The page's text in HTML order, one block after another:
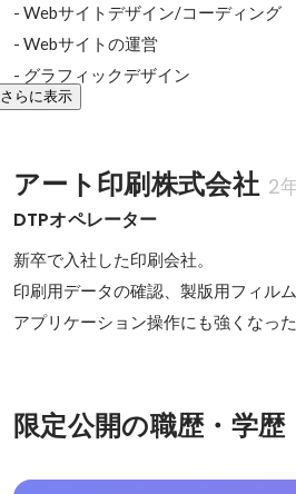
- Webサイトデザイン/コーディング
- Webサイトの運営
- グラフィックデザイン
さらに表示
アート印刷株式会社 2
DTPオペレーター
新卒で入社した印刷会社。
印刷用データの確認、製版用フィル
アプリケーション操作にも強くなった
限定公開の職歴・学歴